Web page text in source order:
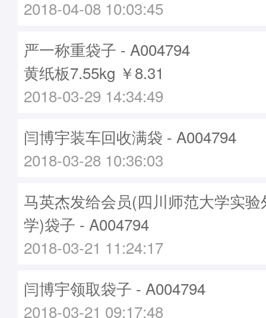
2018-04-08 10:03:45
严一称重袋子 - A004794
黄纸板7.55kg ￥8.31
2018-03-29 14:34:49
闫博宇装车回收满袋 - A004794
2018-03-28 10:36:03
马英杰发给会员(四川师范大学实
学)袋子 - A004794
2018-03-21 11:24:17
闫博宇领取袋子 - A004794
2018-03-21 09:17:48